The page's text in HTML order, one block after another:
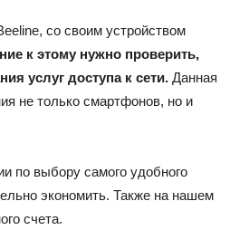
со своим устройством
к этому нужно проверить,
услуг доступа к сети. Данная
не только смартфонов, но и
по выбору самого удобного
экономить. Также на нашем
счета.